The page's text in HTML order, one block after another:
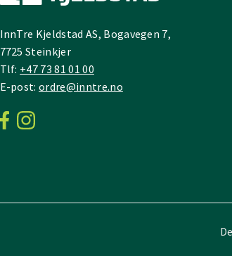
InnTre Kjeldstad AS, Bogavegen 7,
7725 Steinkjer
Tlf: +47 73 81 01 00
E-post:ordre@inntre.no